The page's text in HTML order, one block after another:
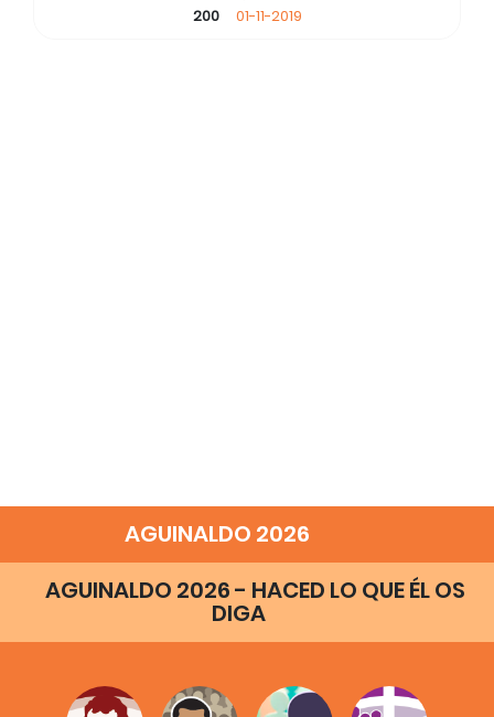
200
01-11-2019
AGUINALDO 2026
AGUINALDO 2026 - HACED LO QUE ÉL OS
DIGA